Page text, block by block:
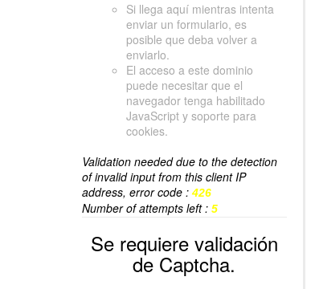
Si llega aquí mientras intenta
enviar un formulario, es
posible que deba volver a
enviarlo.
El acceso a este dominio
puede necesitar que el
navegador tenga habilitado
JavaScript y soporte para
cookies.
Validation needed due to the detection
of invalid input from this client IP
address, error code : 426
Number of attempts left : 5
Se requiere validación
de Captcha.